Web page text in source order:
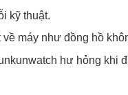
kỹ thuật.
máy như đồng hồ
hư hỏng khi